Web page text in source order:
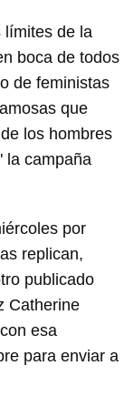
límites de la
boca de todos
de feministas
que
los hombres
la campaña
por
replican,
publicado
Catherine
esa
para enviar a